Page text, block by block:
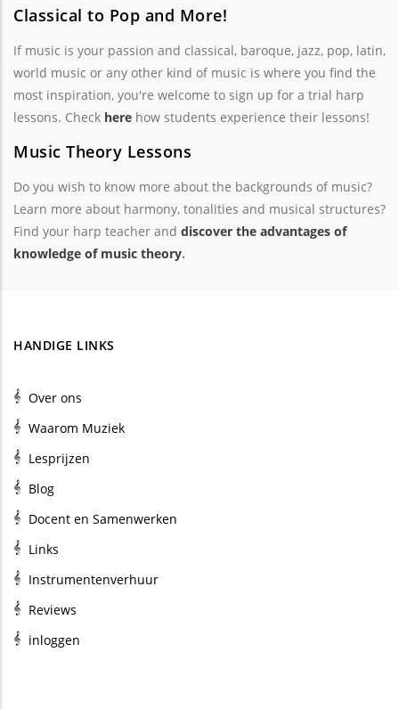
Classical to Pop and More!
If music is your passion and classical, baroque, jazz, pop, latin,
world music or any other kind of music is where you find the
most inspiration, you're welcome to sign up for a trial harp
lessons. Check here how students experience their lessons!
Music Theory Lessons
Do you wish to know more about the backgrounds of music?
Learn more about harmony, tonalities and musical structures?
Find your harp teacher and discover the advantages of
knowledge of music theory.
HANDIGE LINKS
Over ons
Waarom Muziek
Lesprijzen
Blog
Docent en Samenwerken
Links
Instrumentenverhuur
Reviews
inloggen